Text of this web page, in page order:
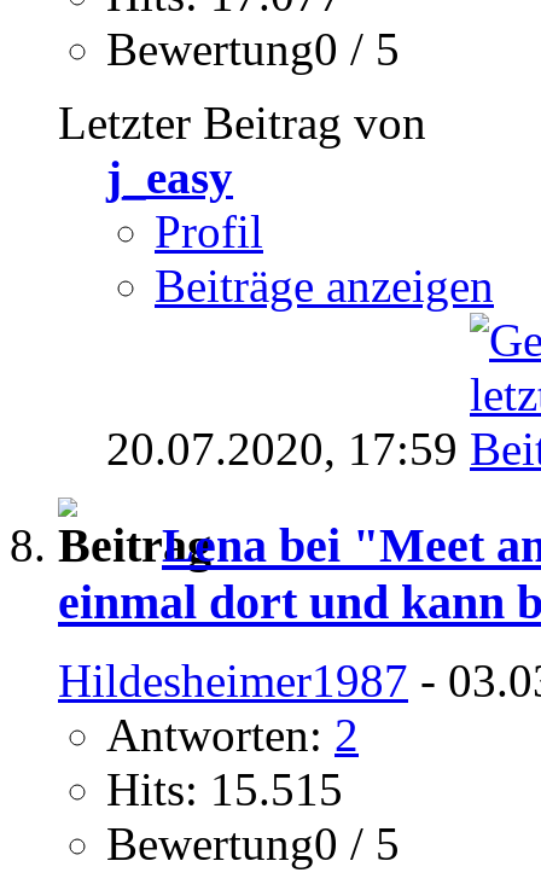
Bewertung0 / 5
Letzter Beitrag von
j_easy
Profil
Beiträge anzeigen
20.07.2020, 17:59
Lena bei "Meet
einmal dort und kann
Hildesheimer1987 -
Antworten: 2
Hits: 15.515
Bewertung0 / 5